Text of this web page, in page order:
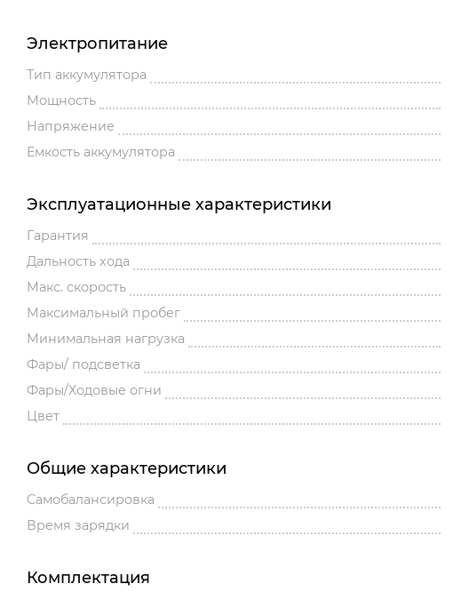
Электропитание
Тип аккумулятора
Мощность
Напряжение
Емкость аккумулятора
Эксплуатационные характеристики
Гарантия
Дальность хода
Макс. скорость
Максимальный пробег
Минимальная нагрузка
Фары/ подсветка
Фары/Ходовые огни
Цвет
Общие характеристики
Cамобалансировка
Время зарядки
Комплектация